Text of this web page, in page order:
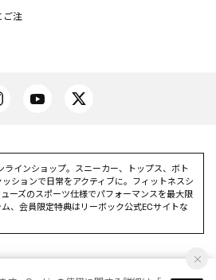
ご注
ラインショップ。スニーカー、トップス、ボト
ションで日常をアクティブに。フィットネスシ
ーズのスポーツ仕様でパフォーマンスを最大限
、会員限定特典はリーボック公式ECサイトな